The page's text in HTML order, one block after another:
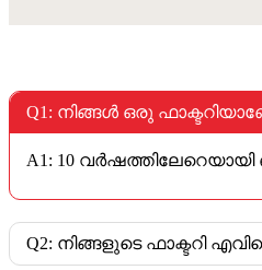
Q1: നിങ്ങൾ ഒരു
A1: 10
Q2: നിങ്ങളുടെ ഫാക്ടറി